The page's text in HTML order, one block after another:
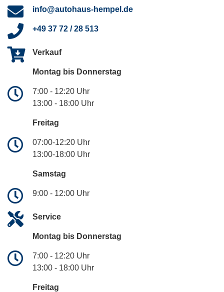
info@autohaus-hempel.de
+49 37 72 / 28 513
Verkauf
Montag bis Donnerstag
7:00 - 12:20 Uhr
13:00 - 18:00 Uhr
Freitag
07:00-12:20 Uhr
13:00-18:00 Uhr
Samstag
9:00 - 12:00 Uhr
Service
Montag bis Donnerstag
7:00 - 12:20 Uhr
13:00 - 18:00 Uhr
Freitag